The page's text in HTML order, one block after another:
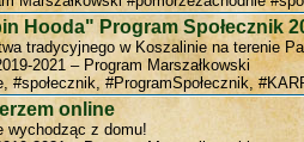
Hooda" Program Społecznik
tradycyjnego w Koszalinie na terenie
2021 – Program Marszałkowski
#społecznik, #ProgramSpołecznik,
online
wychodząc z domu!